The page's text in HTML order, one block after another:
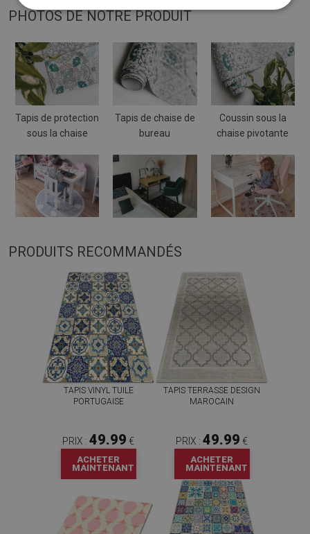
PHOTOS DE NOTRE PRODUIT
Tapis de protection
sous la chaise
Tapis de chaise de
bureau
Coussin sous la
chaise pivotante
PRODUITS RECOMMANDÉS
TAPIS VINYL TUILE
PORTUGAISE
PRIX : 49.99 €
ACHETER
MAINTENANT
TAPIS TERRASSE DESIGN
MAROCAIN
PRIX : 49.99 €
ACHETER
MAINTENANT